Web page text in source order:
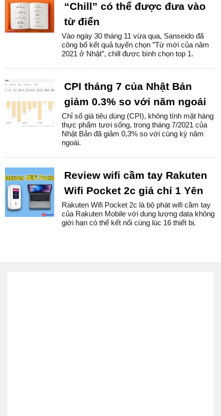
“Chill” có thể được đưa vào
từ điển
Vào ngày 30 tháng 11 vừa qua, Sanseido đã
công bố kết quả tuyển chọn ”Từ mới của năm
2021 ở Nhật”, chill được bình chọn top 1.
CPI tháng 7 của Nhật Bản
giảm 0.3% so với năm ngoái
Chỉ số giá tiêu dùng (CPI), không tính mặt hàng
thực phẩm tươi sống, trong tháng 7/2021 của
Nhật Bản đã giảm 0,3% so với cùng kỳ năm
ngoái.
Review wifi cầm tay Rakuten
Wifi Pocket 2c giá chỉ 1 Yên
Rakuten Wifi Pocket 2c là bộ phát wifi cầm tay
của Rakuten Mobile với dung lượng data không
giới hạn có thể kết nối cùng lúc 16 thiết bị.